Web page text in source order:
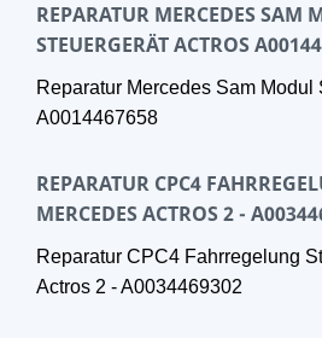
REPARATUR MERCEDES SAM
STEUERGERÄT ACTROS
Reparatur Mercedes Sam Modul
A0014467658
REPARATUR CPC4
MERCEDES ACTROS 2 -
Reparatur CPC4 Fahrregelung
Actros 2 - A0034469302